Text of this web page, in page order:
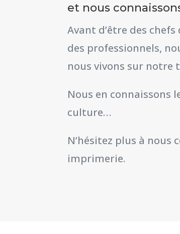
et nous
Avant d’être des
des professionnels,
nous vivons sur notre
Nous en connaissons
culture…
N’hésitez plus à nous
imprimerie.